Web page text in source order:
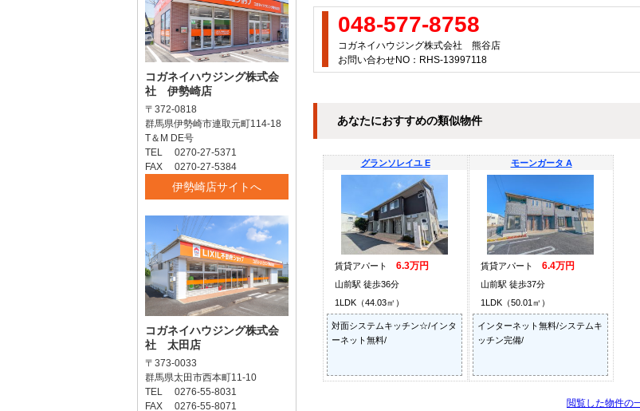
048-577-8758
コガネイハウジング株式会社 熊谷店
お問い合わせNO：RHS-13997118
あなたにおすすめの類似物件
グランソレイユ E
賃貸アパート 6.3万円
山前駅 徒歩36分
1LDK（44.03㎡）
対面システムキッチン☆/インタ
ーネット無料/
モーンガータ A
賃貸アパート 6.4万円
山前駅 徒歩37分
1LDK（50.01㎡）
インターネット無料/システムキ
ッチン完備/
閲覧した物件の
コガネイハウジング株式会
社 伊勢崎店
〒372-0818
群馬県伊勢崎市連取元町114-18
T＆M DE号
TEL 0270-27-5371
FAX 0270-27-5384
伊勢崎店サイトへ
コガネイハウジング株式会
社 太田店
〒373-0033
群馬県太田市西本町11-10
TEL 0276-55-8031
FAX 0276-55-8071